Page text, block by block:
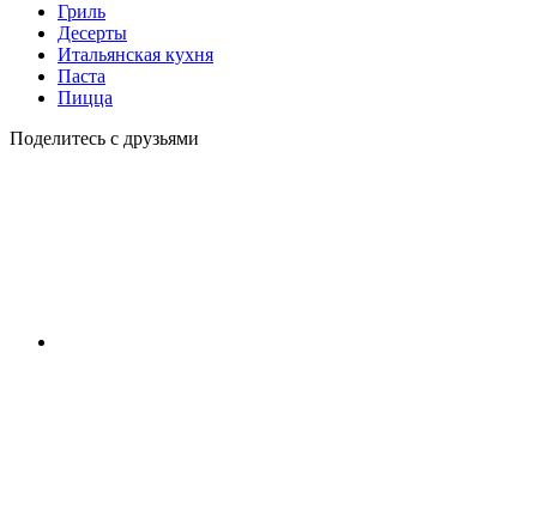
Гриль
Десерты
Итальянская кухня
Паста
Пицца
Поделитесь с друзьями